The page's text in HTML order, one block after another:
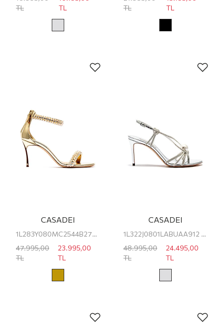
TL
TL
TL
TL
CASADEI
1L283Y080MC2544B271 CASADEI KADIN TOPUKLU SANDALET
47.995,00
TL
23.995,00
TL
CASADEI
1L322J0801LABUAA912 CASADEI KADIN TOPUKLU SANDALET
48.995,00
TL
24.495,00
TL